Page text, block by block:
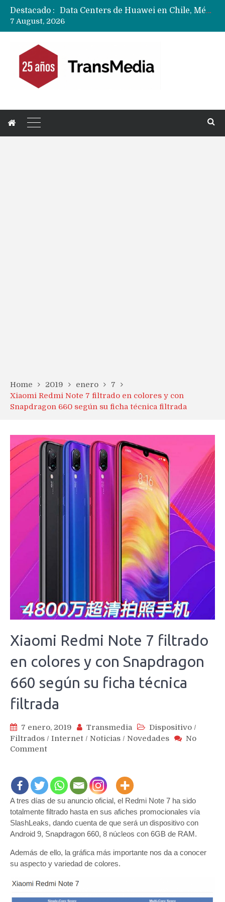
Destacado :
Data Centers de Huawei en Chile, México, Brasil,Perú y Argentina podrían verse afectados por arremetida de EE.UU
7 August, 2026
Home 2019 enero
7
Xiaomi Redmi Note 7 filtrado en colores y con
Snapdragon 660 según su ficha técnica filtrada
Xiaomi Redmi Note 7 filtrado
en colores y con Snapdragon
660 según su ficha técnica
filtrada
7 enero, 2019 Transmedia Dispositivo /
Filtrados / Internet / Noticias / Novedades
No
Commenton
Note
7
filtrado
en
colores
y
Snapdragon
660
su
ficha
A tres días de su anuncio oficial, el Redmi Note 7 ha sido
totalmente filtrado hasta en sus afiches promocionales vía
SlashLeaks, dando cuenta de que será un dispositivo con
Android 9, Snapdragon 660, 8 núcleos con 6GB de RAM.
Además de ello, la gráfica más importante nos da a conocer
su aspecto y variedad de colores.